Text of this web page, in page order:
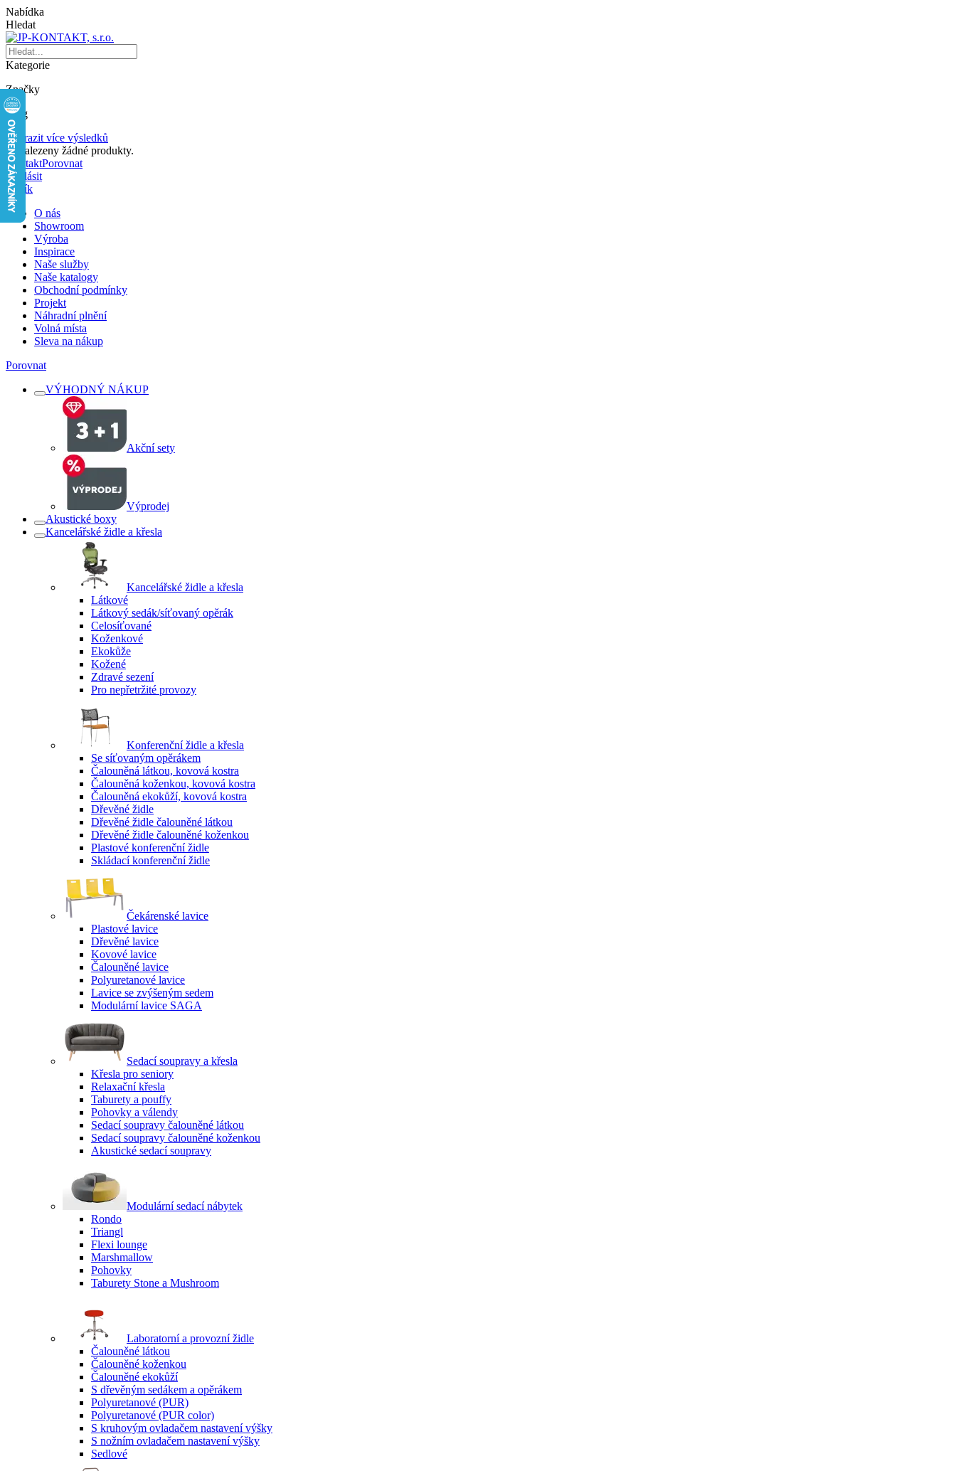
Nabídka
Hledat
Kategorie
Značky
Blog
Zobrazit více výsledků
Nenalezeny žádné produkty.
KontaktPorovnat
Přihlásit
Košík
O nás
Showroom
Výroba
Inspirace
Naše služby
Naše katalogy
Obchodní podmínky
Projekt
Náhradní plnění
Volná místa
Sleva na nákup
Porovnat
VÝHODNÝ NÁKUP
Akční sety
Výprodej
Akustické boxy
Kancelářské židle a křesla
Kancelářské židle a křesla
Látkové
Látkový sedák/síťovaný opěrák
Celosíťované
Koženkové
Ekokůže
Kožené
Zdravé sezení
Pro nepřetržité provozy
Konferenční židle a křesla
Se síťovaným opěrákem
Čalouněná látkou, kovová kostra
Čalouněná koženkou, kovová kostra
Čalouněná ekokůží, kovová kostra
Dřevěné židle
Dřevěné židle čalouněné látkou
Dřevěné židle čalouněné koženkou
Plastové konferenční židle
Skládací konferenční židle
Čekárenské lavice
Plastové lavice
Dřevěné lavice
Kovové lavice
Čalouněné lavice
Polyuretanové lavice
Lavice se zvýšeným sedem
Modulární lavice SAGA
Sedací soupravy a křesla
Křesla pro seniory
Relaxační křesla
Taburety a pouffy
Pohovky a válendy
Sedací soupravy čalouněné látkou
Sedací soupravy čalouněné koženkou
Akustické sedací soupravy
Modulární sedací nábytek
Rondo
Triangl
Flexi lounge
Marshmallow
Pohovky
Taburety Stone a Mushroom
Laboratorní a provozní židle
Čalouněné látkou
Čalouněné koženkou
Čalouněné ekokůží
S dřevěným sedákem a opěrákem
Polyuretanové (PUR)
Polyuretanové (PUR color)
S kruhovým ovladačem nastavení výšky
S nožním ovladačem nastavení výšky
Sedlové